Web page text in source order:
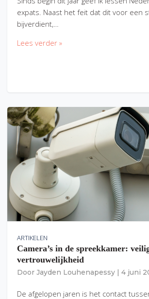
expats. Naast het feit dat dit voor een
bijverdient,…
Lees verder »
ARTIKELEN
Camera’s in de spreekkamer:
vertrouwelijkheid
Door Jayden Louhenapessy 4 juni
De afgelopen jaren is het contact